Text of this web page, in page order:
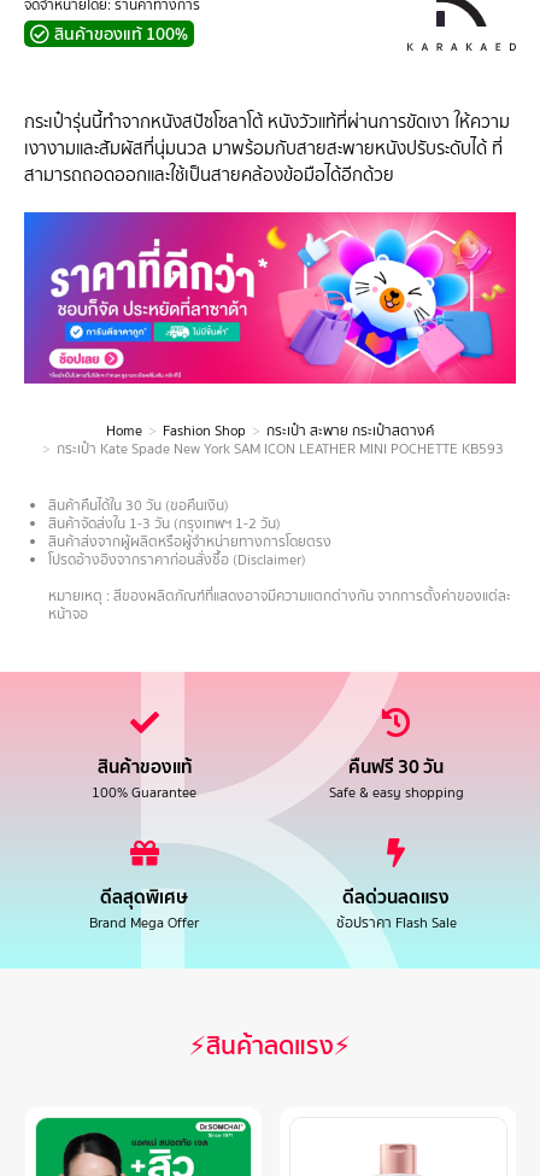
จัดจำหน่ายโดย: ร้านค้าทางการ
สินค้าของแท้ 100%
กระเป๋ารุ่นนี้ทำจากหนังสปัซโซลาโต้ หนังวัวแท้ที่ผ่านการขัดเงา ให้ความ
เงางามและสัมผัสที่นุ่มนวล มาพร้อมกับสายสะพายหนังปรับระดับได้ ที่
สามารถถอดออกและใช้เป็นสายคล้องข้อมือได้อีกด้วย
You are here:
Home Fashion Shop
กระเป๋า สะพาย กระเป๋าสตางค์
กระเป๋า Kate Spade New York SAM ICON LEATHER MINI POCHETTE KB593
สินค้าคืนได้ใน 30 วัน (ขอคืนเงิน)
สินค้าจัดส่งใน 1-3 วัน (กรุงเทพฯ 1-2 วัน)
สินค้าส่งจากผู้ผลิตหรือผู้จำหน่ายทางการโดยตรง
โปรดอ้างอิงจากราคาก่อนสั่งซื้อ (Disclaimer)
หมายเหตุ : สีของผลิตภัณฑ์ที่แสดงอาจมีความแตกต่างกัน จากการตั้งค่าของแต่ละ
หน้าจอ
สินค้าของแท้
100% Guarantee
คืนฟรี 30 วัน
Safe & easy shopping
ดีลสุดพิเศษ
Brand Mega Offer
ดีลด่วนลดแรง
ช้อปราคา Flash Sale
⚡สินค้าลดแรง⚡